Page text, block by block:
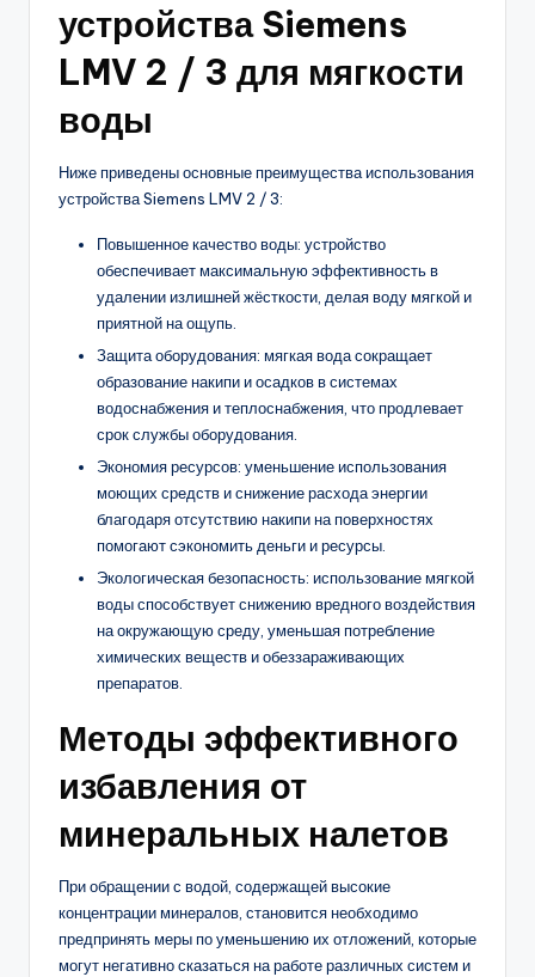
устройства Siemens
LMV 2 / 3 для мягкости
воды
Ниже приведены основные преимущества использования
устройства Siemens LMV 2 / 3:
Повышенное качество воды: устройство
обеспечивает максимальную эффективность в
удалении излишней жёсткости, делая воду мягкой и
приятной на ощупь.
Защита оборудования: мягкая вода сокращает
образование накипи и осадков в системах
водоснабжения и теплоснабжения, что продлевает
срок службы оборудования.
Экономия ресурсов: уменьшение использования
моющих средств и снижение расхода энергии
благодаря отсутствию накипи на поверхностях
помогают сэкономить деньги и ресурсы.
Экологическая безопасность: использование мягкой
воды способствует снижению вредного воздействия
на окружающую среду, уменьшая потребление
химических веществ и обеззараживающих
препаратов.
Методы эффективного
избавления от
минеральных налетов
При обращении с водой, содержащей высокие
концентрации минералов, становится необходимо
предпринять меры по уменьшению их отложений, которые
могут негативно сказаться на работе различных систем и